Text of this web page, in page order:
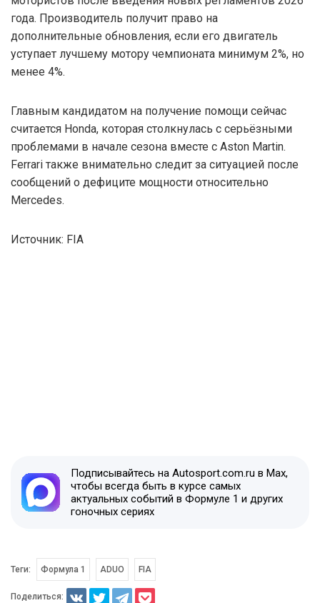
года. Производитель получит право на
дополнительные обновления, если его двигатель
уступает лучшему мотору чемпионата минимум 2%, но
менее 4%.
Главным кандидатом на получение помощи сейчас
считается Honda, которая столкнулась с серьёзными
проблемами в начале сезона вместе с Aston Martin.
Ferrari также внимательно следит за ситуацией после
сообщений о дефиците мощности относительно
Mercedes.
Источник: FIA
Подписывайтесь на Autosport.com.ru в Max,
чтобы всегда быть в курсе самых
актуальных событий в Формуле 1 и других
гоночных сериях
Теги: Формула 1 ADUO FIA
Поделиться: